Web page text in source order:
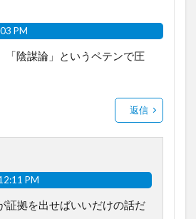
PM
「陰謀論」というペテンで圧
返信
PM
証拠を出せばいいだけの話だ